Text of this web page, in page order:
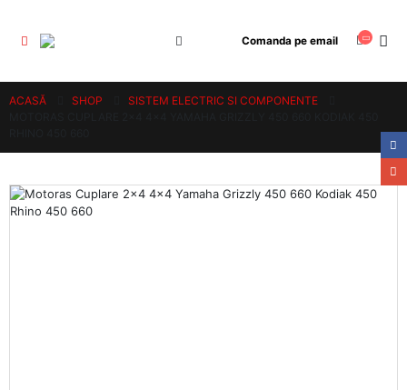
Comanda pe email
ACASĂ SHOP
SISTEM ELECTRIC SI COMPONENTE